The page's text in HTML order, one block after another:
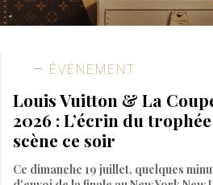
ÉVÉNEMENT
Louis Vuitton & La
2026 : L’écrin du
scène ce soir
Ce dimanche 19 juillet, quelques